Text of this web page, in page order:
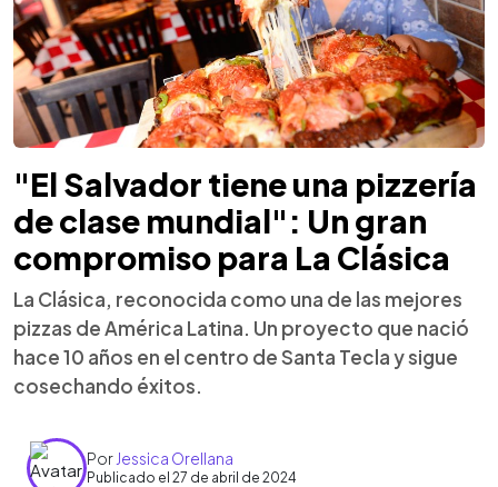
"El Salvador tiene una pizzería
de clase mundial": Un gran
compromiso para La Clásica
La Clásica, reconocida como una de las mejores
pizzas de América Latina. Un proyecto que nació
hace 10 años en el centro de Santa Tecla y sigue
cosechando éxitos.
Por Jessica Orellana
Publicado el 27 de abril de 2024